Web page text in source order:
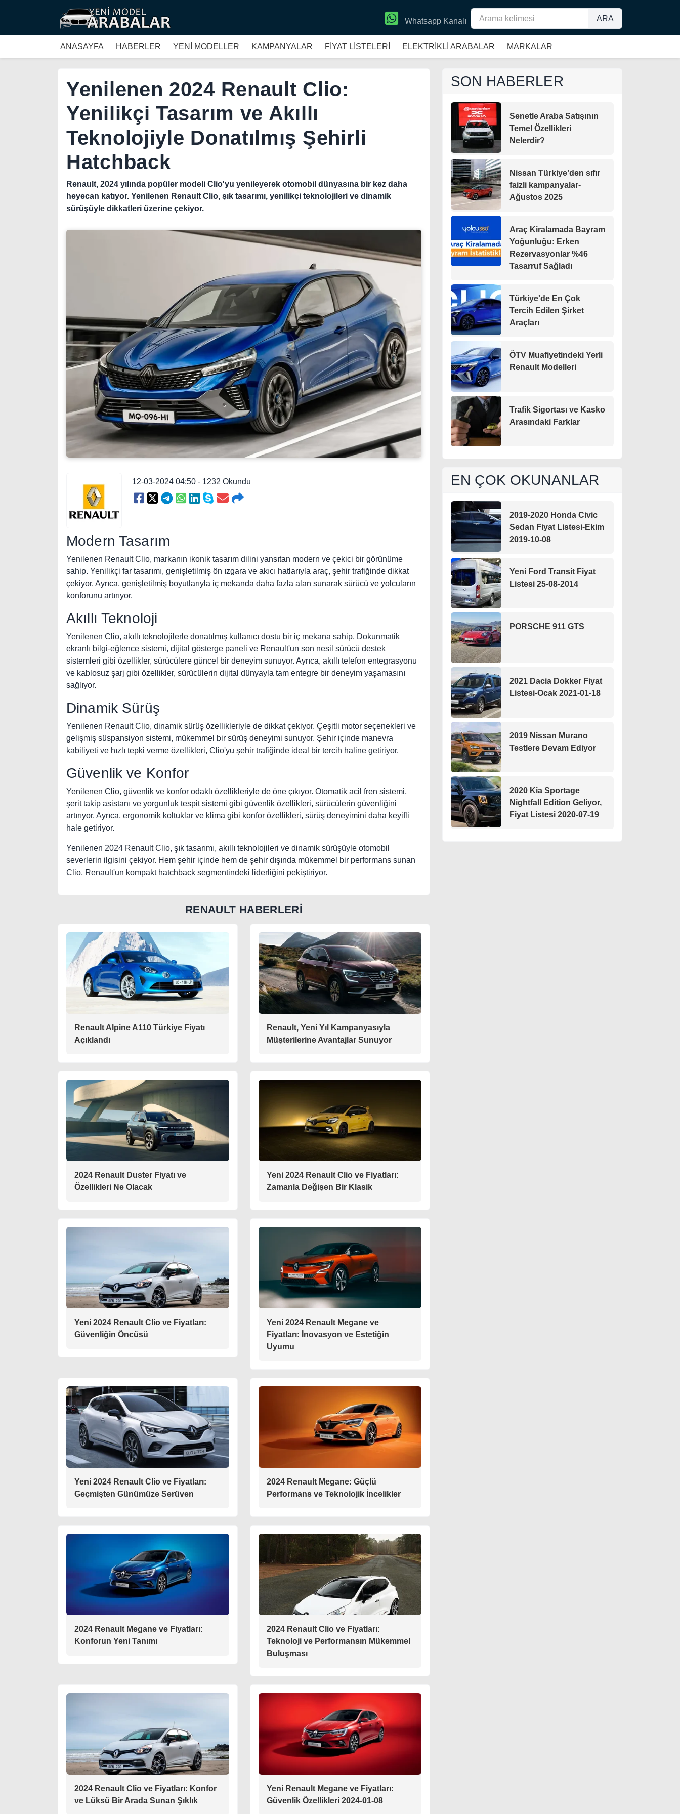
ARA
Whatsapp Kanalı
ANASAYFA HABERLER YENİ MODELLER KAMPANYALAR FİYAT LİSTELERİ ELEKTRİKLİ ARABALAR MARKALAR
Yenilenen 2024 Renault Clio:
Yenilikçi Tasarım ve Akıllı
Teknolojiyle Donatılmış Şehirli
Hatchback
Renault, 2024 yılında popüler modeli Clio'yu yenileyerek otomobil dünyasına bir kez daha
heyecan katıyor. Yenilenen Renault Clio, şık tasarımı, yenilikçi teknolojileri ve dinamik
sürüşüyle dikkatleri üzerine çekiyor.
12-03-2024 04:50 - 1232 Okundu
Modern Tasarım
Yenilenen Renault Clio, markanın ikonik tasarım dilini yansıtan modern ve çekici bir görünüme
sahip. Yenilikçi far tasarımı, genişletilmiş ön ızgara ve akıcı hatlarıyla araç, şehir trafiğinde dikkat
çekiyor. Ayrıca, genişletilmiş boyutlarıyla iç mekanda daha fazla alan sunarak sürücü ve yolcuların
konforunu artırıyor.
Akıllı Teknoloji
Yenilenen Clio, akıllı teknolojilerle donatılmış kullanıcı dostu bir iç mekana sahip. Dokunmatik
ekranlı bilgi-eğlence sistemi, dijital gösterge paneli ve Renault'un son nesil sürücü destek
sistemleri gibi özellikler, sürücülere güncel bir deneyim sunuyor. Ayrıca, akıllı telefon entegrasyonu
ve kablosuz şarj gibi özellikler, sürücülerin dijital dünyayla tam entegre bir deneyim yaşamasını
sağlıyor.
Dinamik Sürüş
Yenilenen Renault Clio, dinamik sürüş özellikleriyle de dikkat çekiyor. Çeşitli motor seçenekleri ve
gelişmiş süspansiyon sistemi, mükemmel bir sürüş deneyimi sunuyor. Şehir içinde manevra
kabiliyeti ve hızlı tepki verme özellikleri, Clio'yu şehir trafiğinde ideal bir tercih haline getiriyor.
Güvenlik ve Konfor
Yenilenen Clio, güvenlik ve konfor odaklı özellikleriyle de öne çıkıyor. Otomatik acil fren sistemi,
şerit takip asistanı ve yorgunluk tespit sistemi gibi güvenlik özellikleri, sürücülerin güvenliğini
artırıyor. Ayrıca, ergonomik koltuklar ve klima gibi konfor özellikleri, sürüş deneyimini daha keyifli
hale getiriyor.
Yenilenen 2024 Renault Clio, şık tasarımı, akıllı teknolojileri ve dinamik sürüşüyle otomobil
severlerin ilgisini çekiyor. Hem şehir içinde hem de şehir dışında mükemmel bir performans sunan
Clio, Renault'un kompakt hatchback segmentindeki liderliğini pekiştiriyor.
RENAULT HABERLERİ
Renault Alpine A110 Türkiye Fiyatı
Açıklandı
Renault, Yeni Yıl Kampanyasıyla
Müşterilerine Avantajlar Sunuyor
2024 Renault Duster Fiyatı ve
Özellikleri Ne Olacak
Yeni 2024 Renault Clio ve Fiyatları:
Zamanla Değişen Bir Klasik
Yeni 2024 Renault Clio ve Fiyatları:
Güvenliğin Öncüsü
Yeni 2024 Renault Megane ve
Fiyatları: İnovasyon ve Estetiğin
Uyumu
Yeni 2024 Renault Clio ve Fiyatları:
Geçmişten Günümüze Serüven
2024 Renault Megane: Güçlü
Performans ve Teknolojik İncelikler
2024 Renault Megane ve Fiyatları:
Konforun Yeni Tanımı
2024 Renault Clio ve Fiyatları:
Teknoloji ve Performansın Mükemmel
Buluşması
2024 Renault Clio ve Fiyatları: Konfor
ve Lüksü Bir Arada Sunan Şıklık
Yeni Renault Megane ve Fiyatları:
Güvenlik Özellikleri 2024-01-08
SON HABERLER
Senetle Araba Satışının
Temel Özellikleri
Nelerdir?
Nissan Türkiye’den sıfır
faizli kampanyalar-
Ağustos 2025
Araç Kiralamada Bayram
Yoğunluğu: Erken
Rezervasyonlar %46
Tasarruf Sağladı
Türkiye'de En Çok
Tercih Edilen Şirket
Araçları
ÖTV Muafiyetindeki Yerli
Renault Modelleri
Trafik Sigortası ve Kasko
Arasındaki Farklar
EN ÇOK OKUNANLAR
2019-2020 Honda Civic
Sedan Fiyat Listesi-Ekim
2019-10-08
Yeni Ford Transit Fiyat
Listesi 25-08-2014
PORSCHE 911 GTS
2021 Dacia Dokker Fiyat
Listesi-Ocak 2021-01-18
2019 Nissan Murano
Testlere Devam Ediyor
2020 Kia Sportage
Nightfall Edition Geliyor,
Fiyat Listesi 2020-07-19